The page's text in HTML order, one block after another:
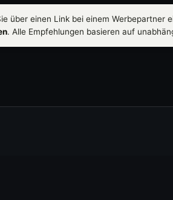
über einen Link bei einem
. Alle Empfehlungen basieren auf